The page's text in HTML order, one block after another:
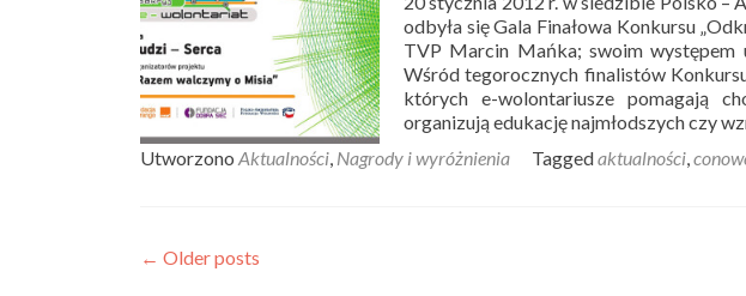
odbyła się Gala Finałowa Konkursu
TVP Marcin Mańka; swoim występem
Wśród tegorocznych finalistów
których e-wolontariusze pomagają
organizują edukację najmłodszych czy
Utworzono Aktualności, Nagrody i wyróżnienia Taggedaktualności,
Posts
← Older posts